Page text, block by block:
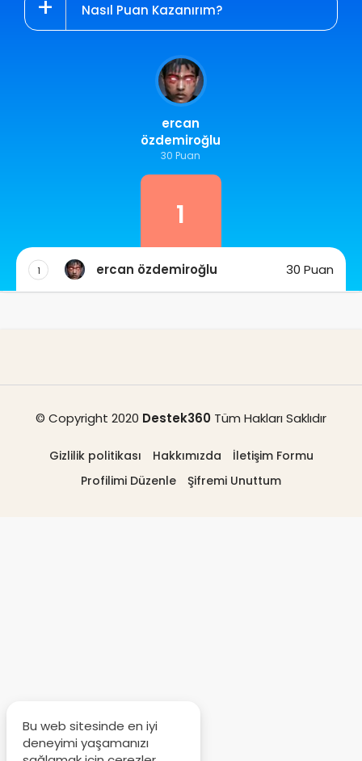
Nasıl Puan Kazanırım?
ercan
özdemiroğlu
30 Puan
1
1 ercan özdemiroğlu 30 Puan
© Copyright 2020 Destek360 Tüm Hakları Saklıdır
Gizlilik politikası Hakkımızda
İletişim Formu
Profilimi Düzenle
Şifremi Unuttum
Bu web sitesinde en iyi
deneyimi yaşamanızı